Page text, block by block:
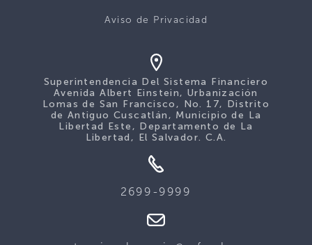
Aviso de Privacidad
Superintendencia Del Sistema Financiero
Avenida Albert Einstein, Urbanización
Lomas de San Francisco, No. 17, Distrito
de Antiguo Cuscatlán, Municipio de La
Libertad Este, Departamento de La
Libertad, El Salvador. C.A.
2699-9999